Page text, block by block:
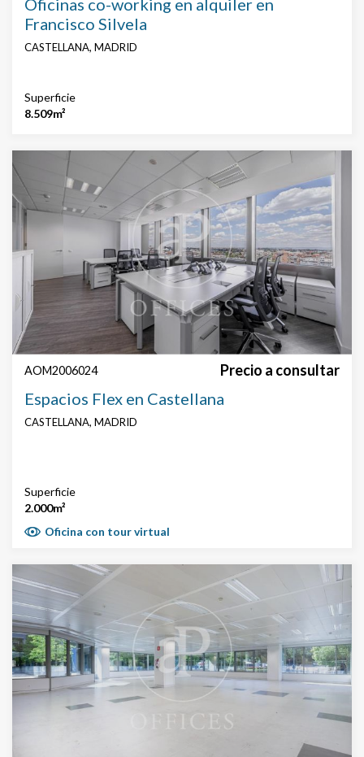
Oficinas co-working en alquiler en
Francisco Silvela
CASTELLANA, MADRID
Superficie
8.509m²
AOM2006024 Precio a consultar
Espacios Flex en Castellana
CASTELLANA, MADRID
Superficie
2.000m²
Oficina con tour virtual